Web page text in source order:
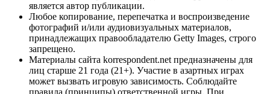
является автор публикации.
Любое копирование, перепечатка и воспроизведение
фотографий и/или аудиовизуальных материалов,
принадлежащих правообладателю Getty Images, строго
запрещено.
Материалы сайта korrespondent.net предназначены для
лиц старше 21 года (21+). Участие в азартных играх
может вызвать игровую зависимость. Соблюдайте
правила (принципы) ответственной игры. При